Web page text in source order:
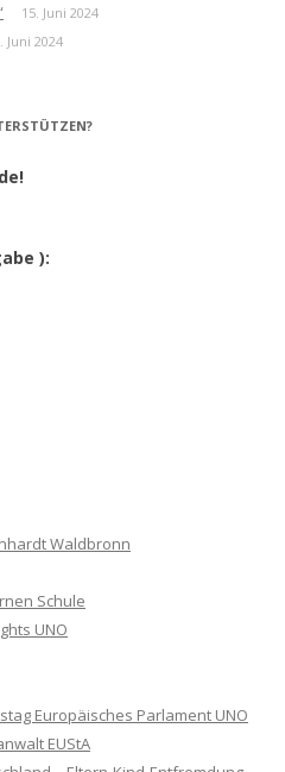
15. Juni 2024
Juni 2024
):
Waldbronn
Schule
UNO
Europäisches Parlament UNO
EUStA